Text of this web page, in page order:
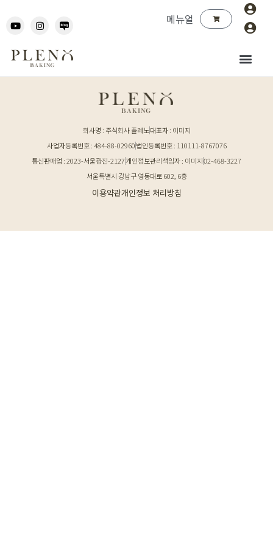
메뉴얼
회사명 : 주식회사 플레노대표자 : 이미지
사업자등록번호 : 484-88-02960법인등록번호 : 110111-8767076
통신판매업 : 2023-서울광진-2127개인정보관리책임자 : 이미지02-468-3227
서울특별시 강남구 영동대로 602, 6층
이용약관개인정보 처리방침